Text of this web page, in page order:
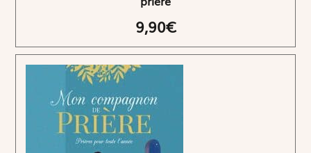
9,90€